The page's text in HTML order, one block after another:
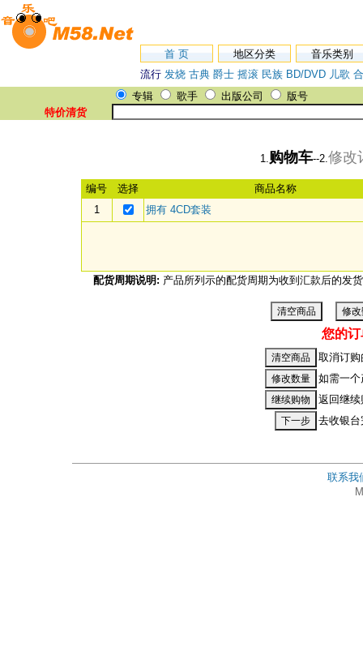
首 页 地区分类
音乐类别
流行 发烧 古典 爵士 摇滚 民族 BD/DVD 儿歌
特价清货
专辑 歌手 出版公司 版号
1.购物车--2.修改
编号 选择
商品名称
1
拥有 4CD套装
配货周期说明: 产品所列示的配货周期为收到汇款后的发
您的
取消订购
如需一
返回继续
去收银
联系我